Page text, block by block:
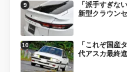
「派手すぎな
新型クラウン
「これぞ国産
代アスカ最終